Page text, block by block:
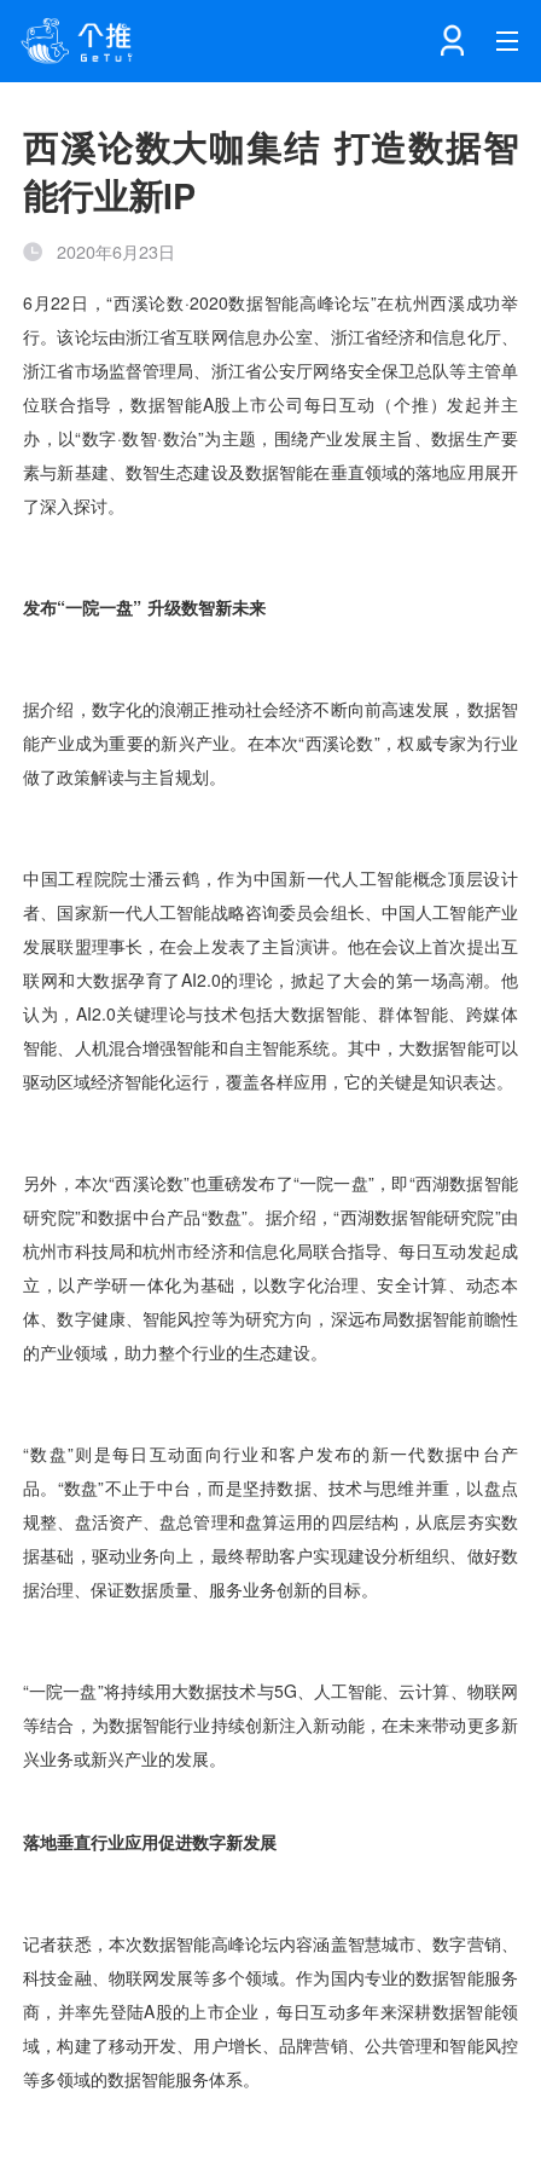
产品
个知·智能工作站
个知·智能营销AITA
个知·智能运营AIBI
用户运营
AI应用工坊
海外推送
一键认证
营销数盘
消息中心
解决方案
数据中台解决方案
品牌营销
城市治理
大数据精准宣防
银行数字化
智能风控
开发者中心
合规指南
我的开发者中心
数据工坊
了解我们
公司简介
新闻动态
加入我们
注册
西溪论数大咖集结 打造数据智
能行业新IP
2020年6月23日